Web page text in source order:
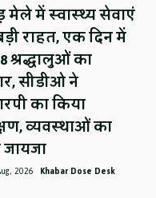
मेले में स्वास्थ्य सेवाएं
राहत, एक दिन में
श्रद्धालुओं का
सीडीओ ने
का किया
व्यवस्थाओं का
2026 Khabar Dose Desk